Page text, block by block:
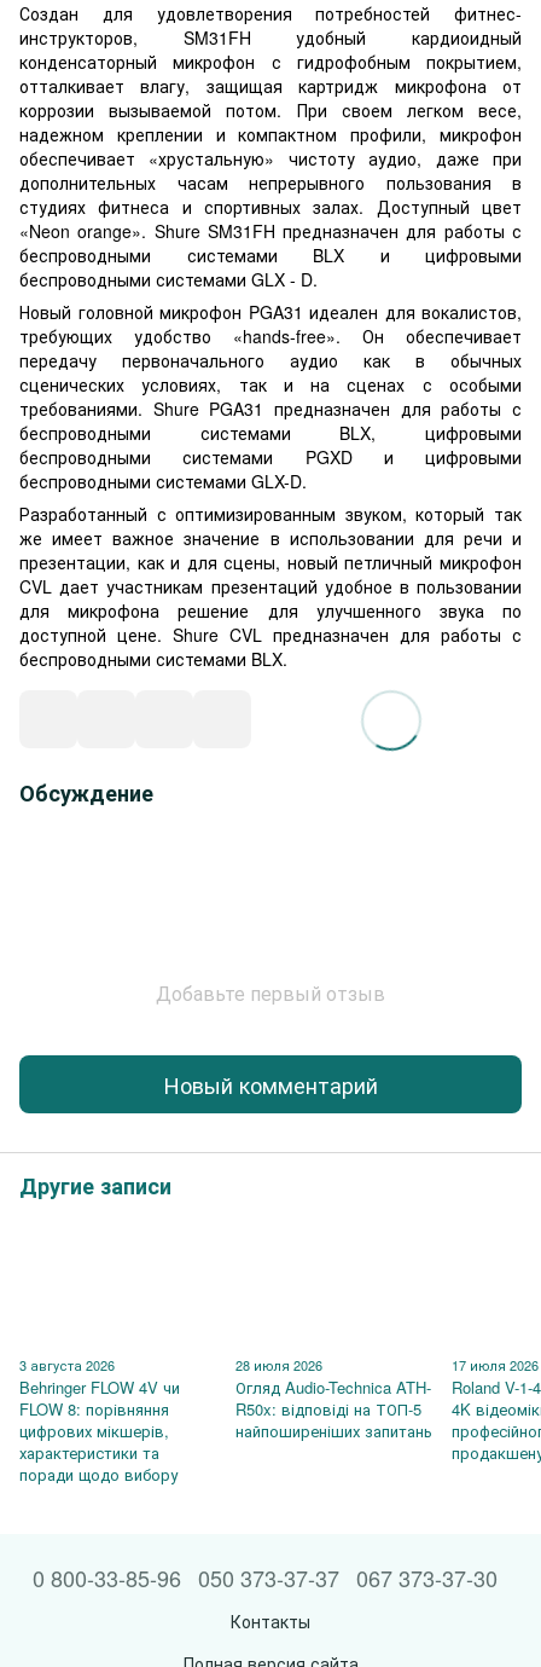
Создан для удовлетворения потребностей фитнес-
инструкторов, SM31FH удобный кардиоидный
конденсаторный микрофон с гидрофобным покрытием,
отталкивает влагу, защищая картридж микрофона от
коррозии вызываемой потом. При своем легком весе,
надежном креплении и компактном профили, микрофон
обеспечивает «хрустальную» чистоту аудио, даже при
дополнительных часам непрерывного пользования в
студиях фитнеса и спортивных залах. Доступный цвет
«Neon orange». Shure SM31FH предназначен для работы с
беспроводными системами BLX и цифровыми
беспроводными системами GLX - D.
Новый головной микрофон PGA31 идеален для вокалистов,
требующих удобство «hands-free». Он обеспечивает
передачу первоначального аудио как в обычных
сценических условиях, так и на сценах с особыми
требованиями. Shure PGA31 предназначен для работы с
беспроводными системами BLX, цифровыми
беспроводными системами PGXD и цифровыми
беспроводными системами GLX-D.
Разработанный с оптимизированным звуком, который так
же имеет важное значение в использовании для речи и
презентации, как и для сцены, новый петличный микрофон
CVL дает участникам презентаций удобное в пользовании
для микрофона решение для улучшенного звука по
доступной цене. Shure CVL предназначен для работы с
беспроводными системами BLX.
Обсуждение
Добавьте первый отзыв
Новый комментарий
Другие записи
3 августа 2026
Behringer FLOW 4V чи
FLOW 8: порівняння
цифрових мікшерів,
характеристики та
поради щодо вибору
28 июля 2026
Огляд Audio-Technica ATH-
R50x: відповіді на ТОП-5
найпоширеніших запитань
17 июля 2026
Roland V-
4K
0 800-33-85-96 050 373-37-37 067 373-37-30
Контакты